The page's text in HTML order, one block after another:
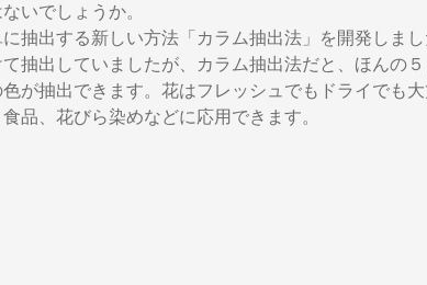
いでしょうか。
抽出する新しい方法「カラム抽出法」を開発しま
抽出していましたが、カラム抽出法だと、ほんの
が抽出できます。花はフレッシュでもドライでも
品、花びら染めなどに応用できます。